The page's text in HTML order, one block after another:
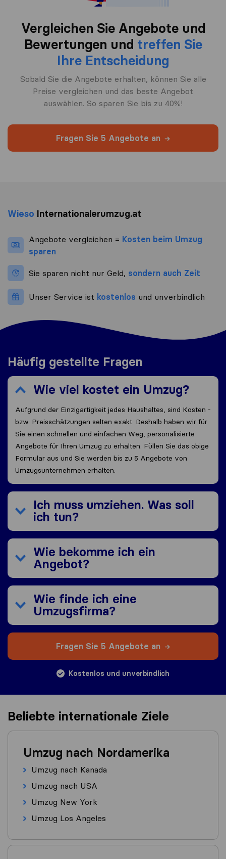
Vergleichen Sie Angebote und
Bewertungen und treffen Sie
Ihre Entscheidung
Sobald Sie die Angebote erhalten, können Sie alle
Preise vergleichen und das beste Angebot
auswählen. So sparen Sie bis zu 40%!
Fragen Sie 5 Angebote an
Wieso Internationalerumzug.at
Angebote vergleichen = Kosten beim Umzug
sparen
Sie sparen nicht nur Geld, sondern auch Zeit
Unser Service ist kostenlos und unverbindlich
Häufig gestellte Fragen
Wie viel kostet ein Umzug?
Aufgrund der Einzigartigkeit jedes Haushaltes, sind Kosten -
bzw. Preisschätzungen selten exakt. Deshalb haben wir für
Sie einen schnellen und einfachen Weg, personalisierte
Angebote für Ihren Umzug zu erhalten. Füllen Sie das obige
Formular aus und Sie werden bis zu 5 Angebote von
Umzugsunternehmen erhalten.
Ich muss umziehen. Was soll
ich tun?
Wie bekomme ich ein
Angebot?
Wie finde ich eine
Umzugsfirma?
Fragen Sie 5 Angebote an
Kostenlos und unverbindlich
Beliebte internationale Ziele
Umzug nach Nordamerika
Umzug nach Kanada
Umzug nach USA
Umzug New York
Umzug Los Angeles